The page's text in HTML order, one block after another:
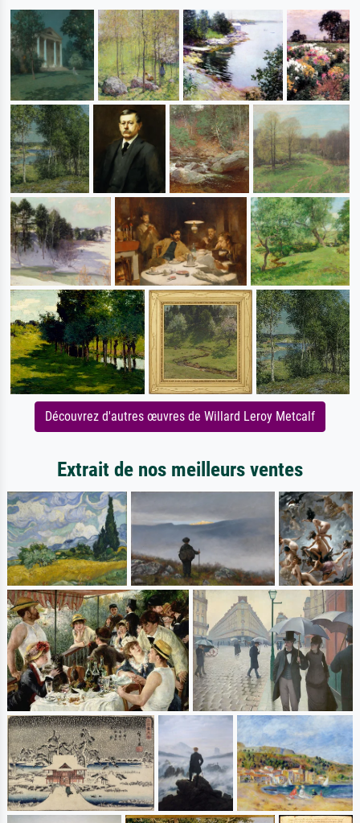
Découvrez d'autres œuvres de Willard Leroy Metcalf
Extrait de nos meilleurs ventes